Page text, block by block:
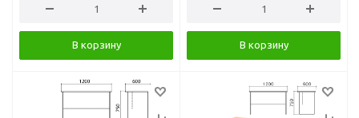
В корзину В корзину